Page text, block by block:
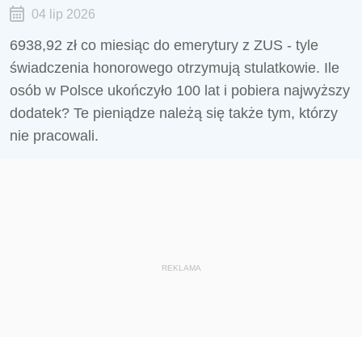
04 lip 2026
6938,92 zł co miesiąc do emerytury z ZUS - tyle
świadczenia honorowego otrzymują stulatkowie. Ile
osób w Polsce ukończyło 100 lat i pobiera najwyższy
dodatek? Te pieniądze należą się także tym, którzy
nie pracowali.
REKLAMA